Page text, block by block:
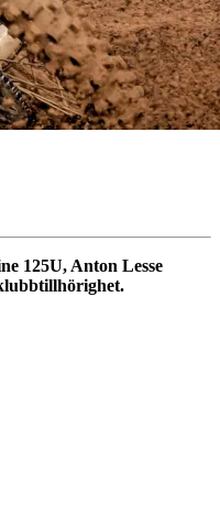
125U, Anton Lesse